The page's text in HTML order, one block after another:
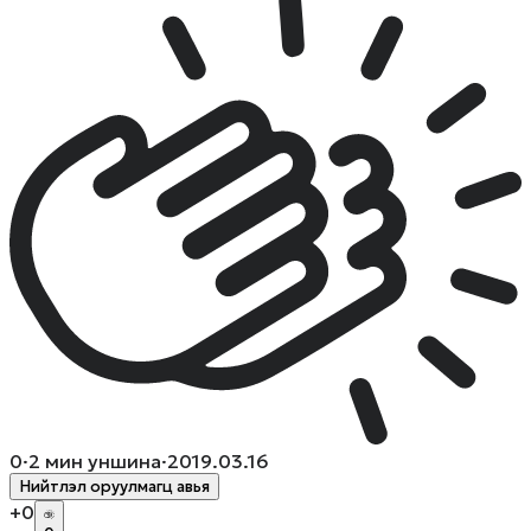
0·2 мин уншина·2019.03.16
Нийтлэл оруулмагц авья
+0